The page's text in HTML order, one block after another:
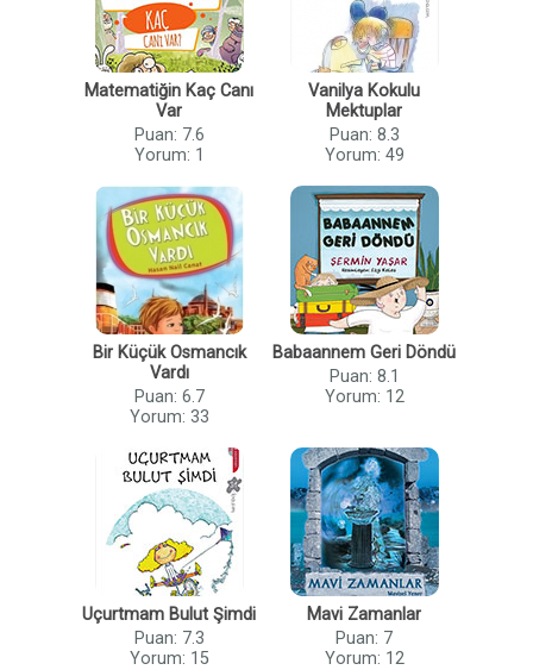
Matematiğin Kaç Canı
Var
Puan: 7.6
Yorum: 1
Vanilya Kokulu
Mektuplar
Puan: 8.3
Yorum: 49
Bir Küçük Osmancık
Vardı
Puan: 6.7
Yorum: 33
Babaannem Geri Döndü
Puan: 8.1
Yorum: 12
Uçurtmam Bulut Şimdi
Puan: 7.3
Yorum: 15
Mavi Zamanlar
Puan: 7
Yorum: 12